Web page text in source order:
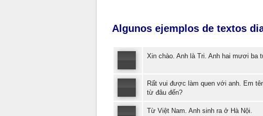
Algunos ejemplos de textos
Xin chào. Anh là Tri. Anh hai mươi ba
Rất vui được làm quen với anh. Em
từ đâu đến?
Từ Việt Nam. Anh sinh ra ở Hà Nội.